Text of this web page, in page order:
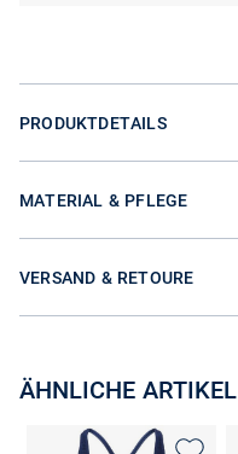
PRODUKTDETAILS
MATERIAL & PFLEGE
VERSAND & RETOURE
ÄHNLICHE ARTIKEL